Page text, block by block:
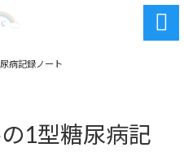

病記録ノート
1型糖尿病記